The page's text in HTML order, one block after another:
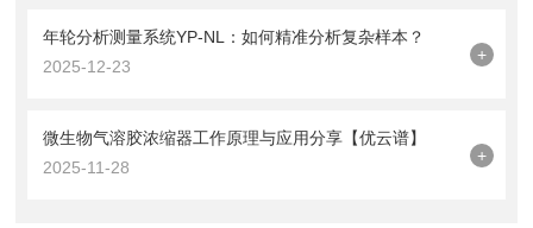
年轮分析测量系统YP-NL：如何精准分析复杂样本？
2025-12-23
+
微生物气溶胶浓缩器工作原理与应用分享【优云谱】
2025-11-28
+